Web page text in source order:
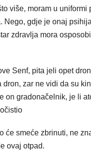
više, moram u uniformi
Nego, gdje je onaj
zdravlja mora
Senf, pita jeli opet dron
dron, zar ne vidi da su
on gradonačelnik, je li
će smeće zbrinuti, ne
ovaj otpad.